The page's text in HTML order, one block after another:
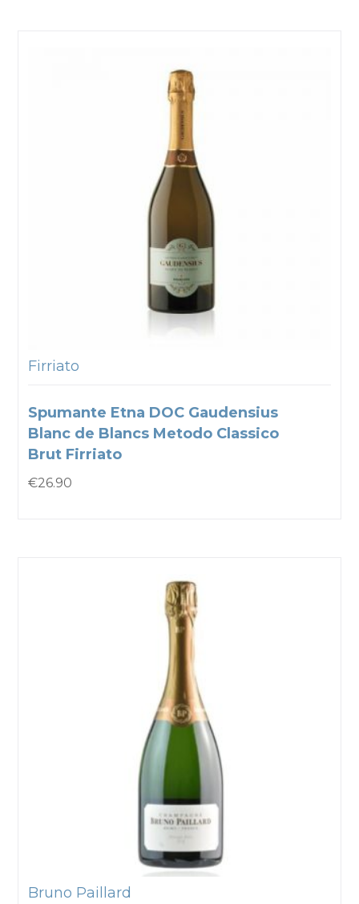
Firriato
Spumante Etna DOC Gaudensius
Blanc de Blancs Metodo Classico
Brut Firriato
€26.90
Bruno Paillard